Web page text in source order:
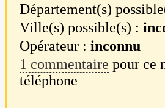
Département(s)
Ville(s) possible(s) :
Opérateur :inconnu
1 commentaire pour ce
téléphone